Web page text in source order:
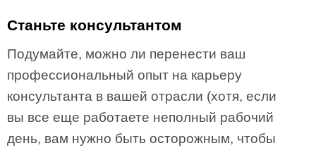
Станьте консультантом
Подумайте, можно ли перенести ваш
профессиональный опыт на карьеру
консультанта в вашей отрасли (хотя, если
вы все еще работаете неполный рабочий
день, вам нужно быть осторожным, чтобы